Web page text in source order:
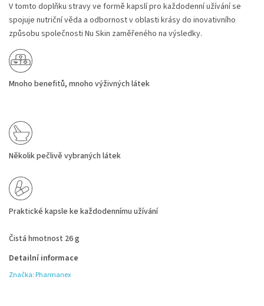
V tomto doplňku stravy ve formě kapslí pro každodenní užívání se
spojuje nutriční věda a odbornost v oblasti krásy do inovativního
způsobu společnosti Nu Skin zaměřeného na výsledky.
Mnoho benefitů, mnoho výživných látek
Několik pečlivě vybraných látek
Praktické kapsle ke každodennímu užívání
Čistá hmotnost 26 g
Detailní informace
Značka: Pharmanex